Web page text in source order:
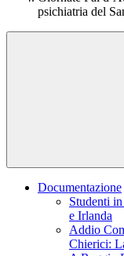
psichiatria del
Documentazione
Studenti
e Irlanda
Addio
Chierici: